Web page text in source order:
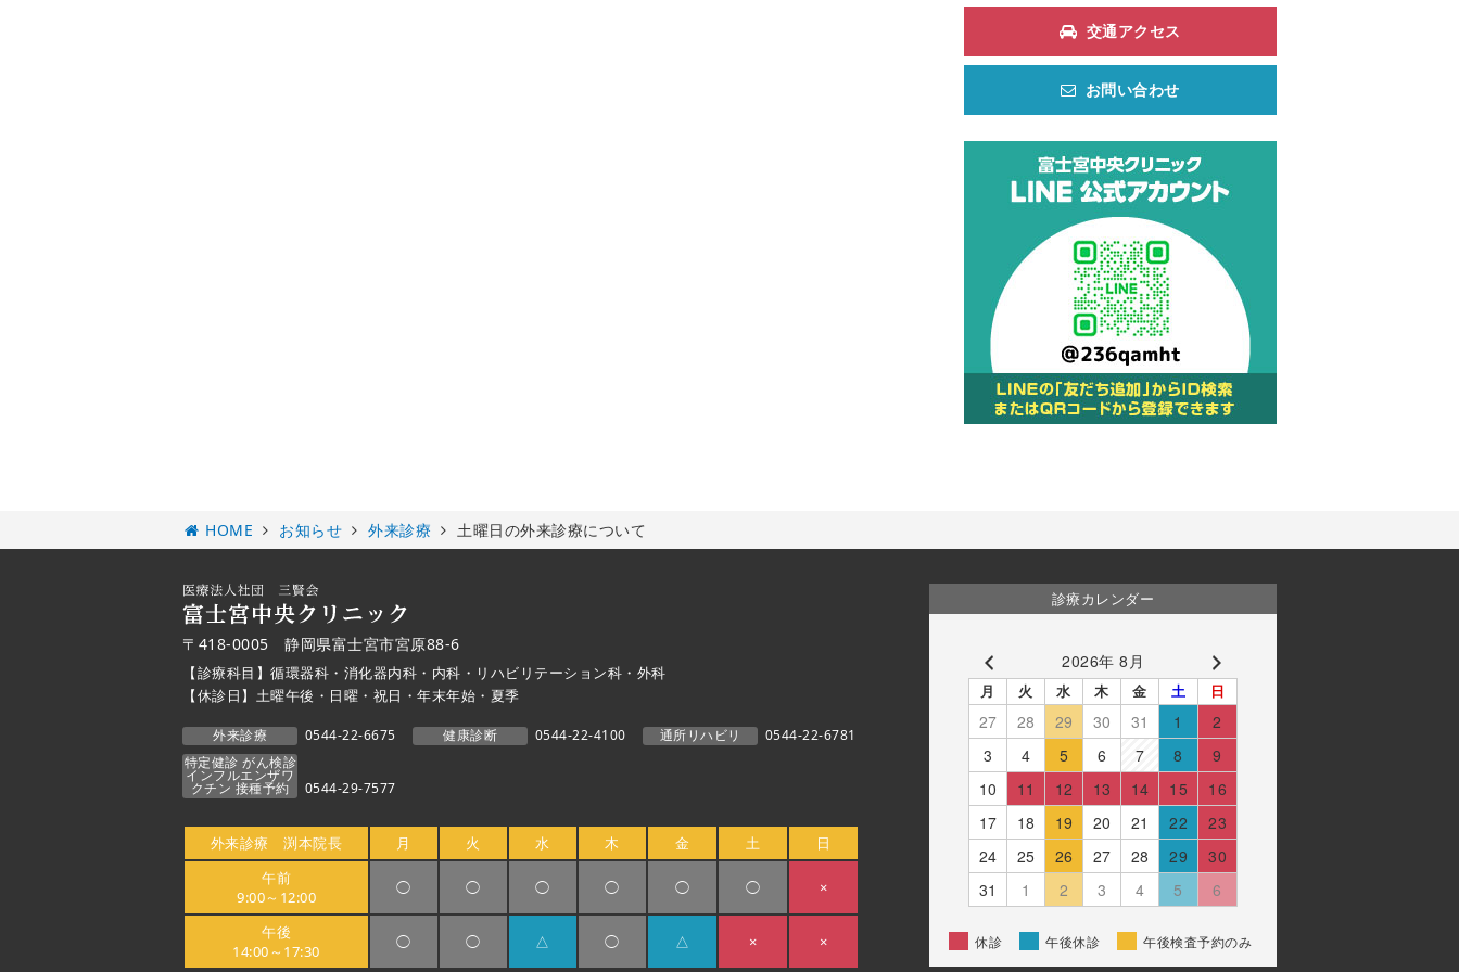
交通アクセス
お問い合わせ
HOME お知らせ 外来診療 土曜日の外来診療について
〒418-0005 静岡県富士宮市宮原88-6
【診療科目】循環器科・消化器内科・内科・リハビリテーション科・外科
【休診日】土曜午後・日曜・祝日・年末年始・夏季
外来診療 0544-22-6675 健康診断 0544-22-4100 通所リハビリ
0544-22-6781
特定健診 がん検診
インフルエンザワ
クチン 接種予約 0544-29-7577
外来診療 渕本院長 月 火 水 木 金 土
日
午前
9:00～12:00
◯ ◯ ◯ ◯ ◯ ◯ ×
午後
14:00～17:30
◯ ◯ △ ◯ △ × ×
診療カレンダー
2026年 8月
月 火 水 木 金 土 日
27 28 29 30 31 1
2
3
4 5 6 7 8
9
10
11 12 13 14 15
16
17
18 19 20 21 22
23
24
25 26 27 28 29
30
31
1 2 3 4 5 6
休診 午後休診 午後検査予約のみ